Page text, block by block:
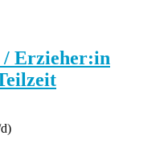
/ Erzieher:in